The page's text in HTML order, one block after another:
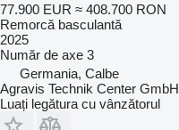
77.900 EUR ≈ 408.700 RON
Remorcă basculantă
2025
Număr de axe 3
Germania, Calbe
Agravis Technik Center GmbH
Luați legătura cu vânzătorul